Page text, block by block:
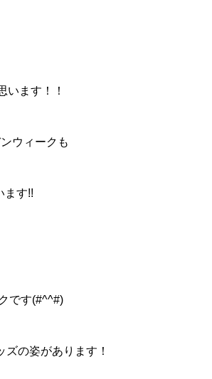
います！！
ウィークも
ます!!
です(#^^#)
の姿があります！